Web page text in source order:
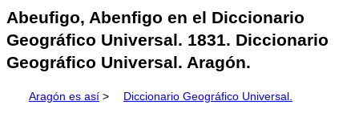
Abeufigo, Abenfigo en el Diccionario
Geográfico Universal. 1831. Diccionario
Geográfico Universal. Aragón.
Aragón es así > Diccionario Geográfico Universal.